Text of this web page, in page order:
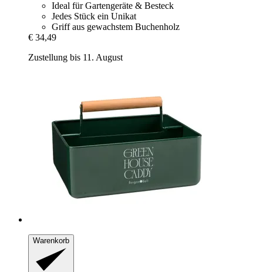
Ideal für Gartengeräte & Besteck
Jedes Stück ein Unikat
Griff aus gewachstem Buchenholz
€ 34,49
Zustellung bis 11. August
Warenkorb